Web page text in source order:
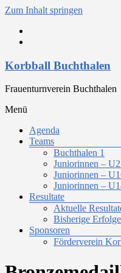
Zum Inhalt springen
Korbball Buchthalen
Frauenturnverein Buchthalen
Menü
Agenda
Teams
Buchthalen 1
Juniorinnen –
Juniorinnen –
Juniorinnen –
Resultate
Aktuelle
Bisherige Erfolge
Sponsoren
Förderverein